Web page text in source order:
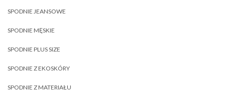
SPODNIE JEANSOWE
SPODNIE MĘSKIE
SPODNIE PLUS SIZE
SPODNIE Z EKOSKÓRY
SPODNIE Z MATERIAŁU